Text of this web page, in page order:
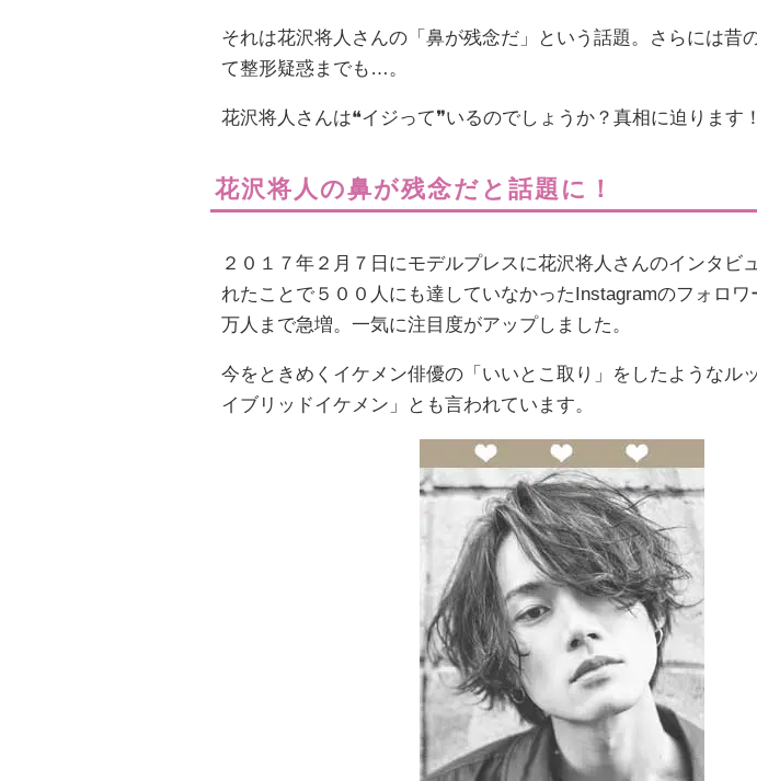
それは花沢将人さんの「鼻が残念だ」という話題。さらには昔
て整形疑惑までも…。
花沢将人さんは❝イジって❞いるのでしょうか？真相に迫ります！
花沢将人の鼻が残念だと話題に！
２０１７年２月７日にモデルプレスに花沢将人さんのインタビ
れたことで５００人にも達していなかったInstagramのフォロワ
万人まで急増。一気に注目度がアップしました。
今をときめくイケメン俳優の「いいとこ取り」をしたようなル
イブリッドイケメン」とも言われています。